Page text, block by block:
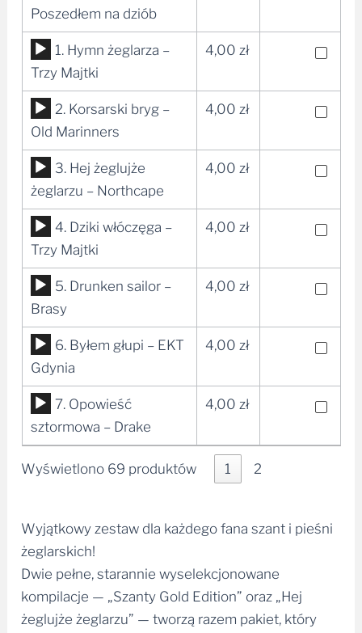
dźwiękowych
Poszedłem na dziób
Odtwarzacz
plików
dźwiękowych
1. Hymn żeglarza –
Trzy Majtki
4,00 zł
Odtwarzacz
plików
dźwiękowych
2. Korsarski bryg –
Old Marinners
4,00 zł
Odtwarzacz
plików
dźwiękowych
3. Hej żeglujże
żeglarzu – Northcape
4,00 zł
Odtwarzacz
plików
dźwiękowych
4. Dziki włóczęga –
Trzy Majtki
4,00 zł
Odtwarzacz
plików
dźwiękowych
5. Drunken sailor –
Brasy
4,00 zł
Odtwarzacz
plików
dźwiękowych
6. Byłem głupi – EKT
Gdynia
4,00 zł
Odtwarzacz
plików
dźwiękowych
7. Opowieść
sztormowa – Drake
4,00 zł
Wyświetlono 69 produktów 1 2
Wyjątkowy zestaw dla każdego fana szant i pieśni
żeglarskich!
Dwie pełne, starannie wyselekcjonowane
kompilacje — „Szanty Gold Edition” oraz „Hej
żeglujże żeglarzu” — tworzą razem pakiet, który